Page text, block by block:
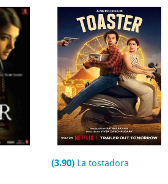
(3.90) La tostadora